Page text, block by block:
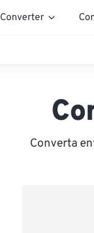
Converter
Converta